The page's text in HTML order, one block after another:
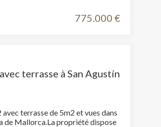
775.000 €
terrasse à San Agustín
terrasse de 5m2 et vues dans
de Mallorca.La propriété dispose